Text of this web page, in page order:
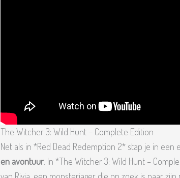
The Witcher 3: Wild Hunt – Complete Edition
Net als in *Red Dead Redemption 2* stap je in een
en avontuur. In *The Witcher 3: Wild Hunt –